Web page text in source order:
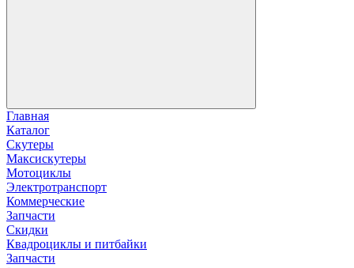
Главная
Каталог
Скутеры
Максискутеры
Мотоциклы
Электротранспорт
Коммерческие
Запчасти
Скидки
Квадроциклы и питбайки
Запчасти